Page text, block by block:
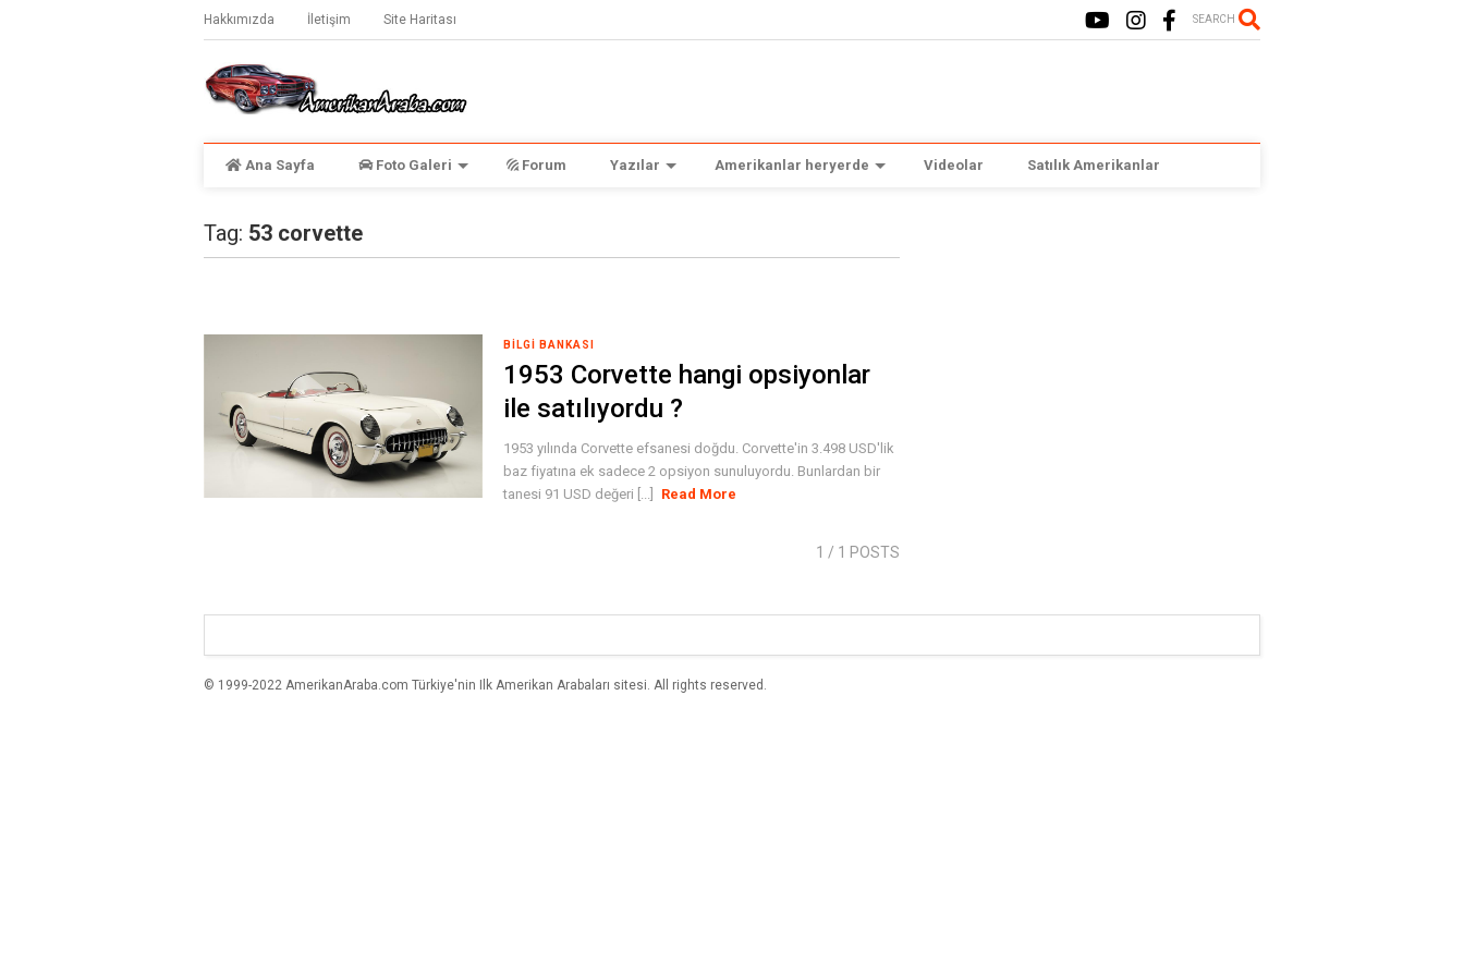
Hakkımızda İletişim Site Haritası SEARCH
Ana Sayfa Foto Galeri Forum Yazılar Amerikanlar heryerde Videolar Satılık Amerikanlar
Tag: 53 corvette
BILGI BANKASI
1953 Corvette hangi opsiyonlar
ile satılıyordu ?
1953 yılında Corvette efsanesi doğdu. Corvette'in 3.498 USD'lik
baz fiyatına ek sadece 2 opsiyon sunuluyordu. Bunlardan bir
tanesi 91 USD değeri [...]
Read More
1 / 1 POSTS
© 1999-2022 AmerikanAraba.com Türkiye'nin Ilk Amerikan Arabaları sitesi. All rights reserved.